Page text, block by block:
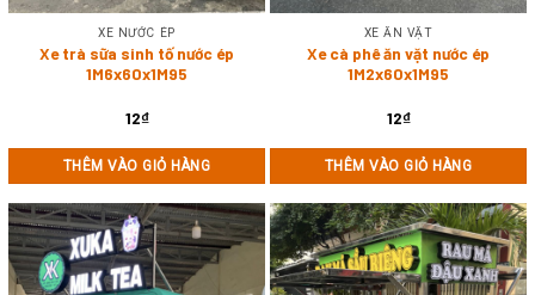
XE NƯỚC ÉP
Xe trà sữa sinh tố nước ép
1M6x60x1M95
12₫
THÊM VÀO GIỎ HÀNG
XE ĂN VẶT
Xe cà phê ăn vặt nước ép
1M2x60x1M95
12₫
THÊM VÀO GIỎ HÀNG